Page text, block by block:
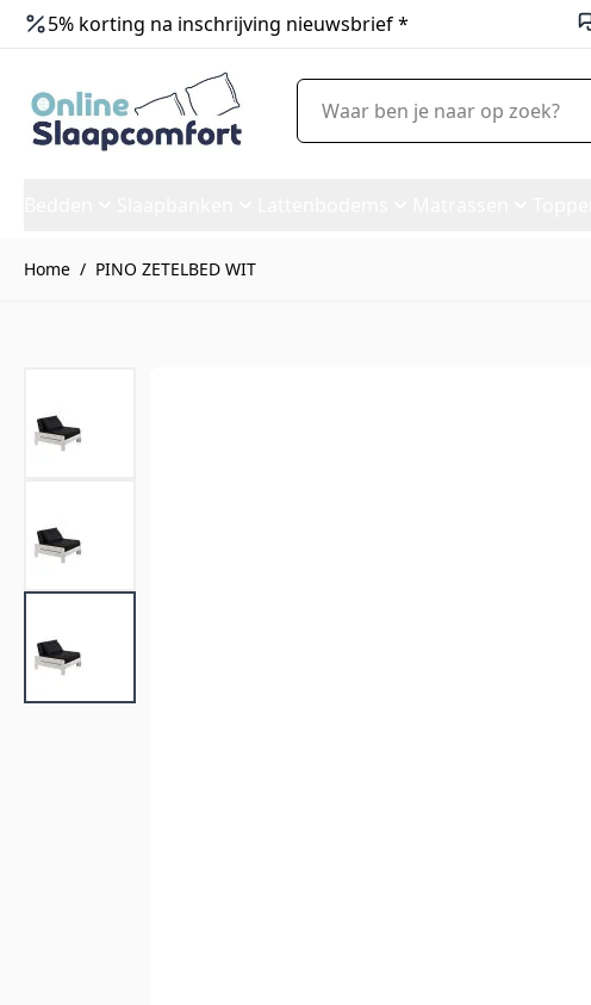
5% korting na inschrijving nieuwsbrief *
Waar ben je naar op zoek?
Home / PINO ZETELBED WIT